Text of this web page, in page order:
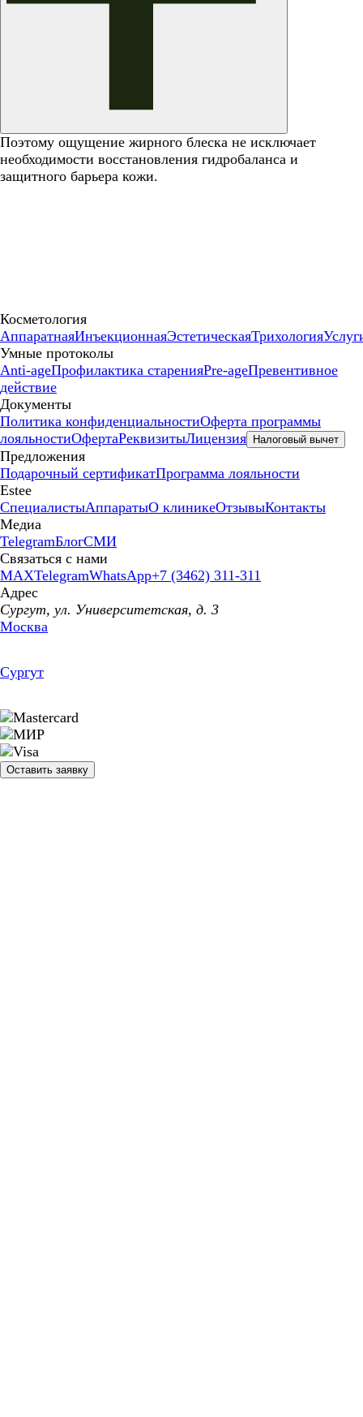
Поэтому ощущение жирного блеска не исключает
необходимости восстановления гидробаланса и
защитного барьера кожи.
Косметология
АппаратнаяИнъекционнаяЭстетическаяТрихология
Умные протоколы
Anti-ageПрофилактика старенияPre-ageПревентивное
действие
Документы
Политика конфиденциальностиОферта программы
лояльностиОфертаРеквизитыЛицензия Налоговый вычет
Предложения
Подарочный сертификатПрограмма лояльности
Estee
СпециалистыАппаратыО клиникеОтзывыКонтакты
Медиа
TelegramБлогСМИ
Связаться с нами
MAXTelegramWhatsApp+7 (3462) 311-311
Адрес
Сургут, ул. Университетская, д. 3
Москва
Сургут
Оставить заявку